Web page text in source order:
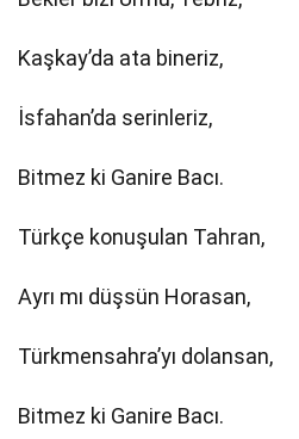
Kaşkay’da ata bineriz,
İsfahan’da serinleriz,
Bitmez ki Ganire Bacı.
Türkçe konuşulan Tahran,
Ayrı mı düşsün Horasan,
Türkmensahra’yı dolansan,
Bitmez ki Ganire Bacı.